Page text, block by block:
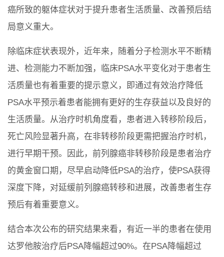
癌所致的躯体症状对于提升患者生活质量、改善预后结
局意义重大。
除临床症状表现外，近年来，随着分子检测水平不断精
进、检测能力不断加强，临床PSA水平变化对于患者生
活质量也有着重要的提示意义，即通过有效治疗降低
PSA水平预示着患者能拥有更好的生存获益以及良好的
生活质量。从治疗时机角度看，患者进入转移阶段后，
死亡风险显著升高，在非转移阶段更需把握治疗时机，
进行早期干预。因此，前列腺癌非转移阶段是患者治疗
的黄金窗口期，尽早启动降低PSA的治疗，使PSA获得
深度下降，对延缓前列腺癌转移和进展，改善患者生存
预后有着重要意义。
结合本次公布的研究结果来看，有近一半的患者在使用
达罗他胺治疗后PSA降幅超过90%。在PSA降幅超过